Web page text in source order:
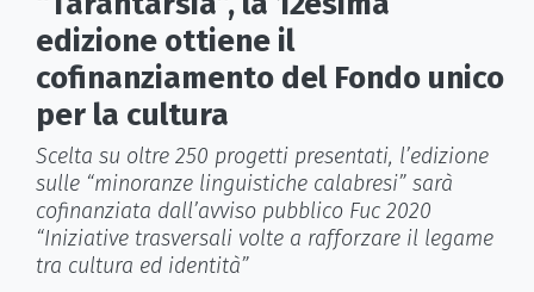
edizione ottiene il
cofinanziamento del Fondo unico
per la cultura
Scelta su oltre 250 progetti presentati, l’edizione
sulle “minoranze linguistiche calabresi” sarà
cofinanziata dall’avviso pubblico Fuc 2020
“Iniziative trasversali volte a rafforzare il legame
tra cultura ed identità”